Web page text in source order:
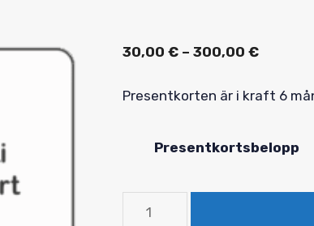
30,00 € – 300,00 €
till
Presentkorten är i kraft 6
Presentkortsbelopp